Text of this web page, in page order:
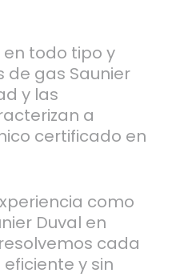
todo tipo y
gas Saunier
y las
a
certificado en
como
Duval en
cada
y sin